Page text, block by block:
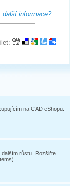
další informace?
na CAD eShopu.
dalším růstu. Rozšiřte